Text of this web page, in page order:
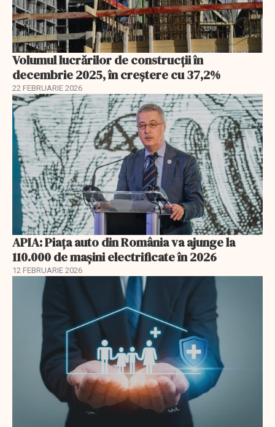
Volumul lucrărilor de construcții în
decembrie 2025, în creștere cu 37,2%
22 FEBRUARIE 2026
APIA: Piața auto din România va ajunge la
110.000 de mașini electrificate în 2026
12 FEBRUARIE 2026
EXCLUSIV